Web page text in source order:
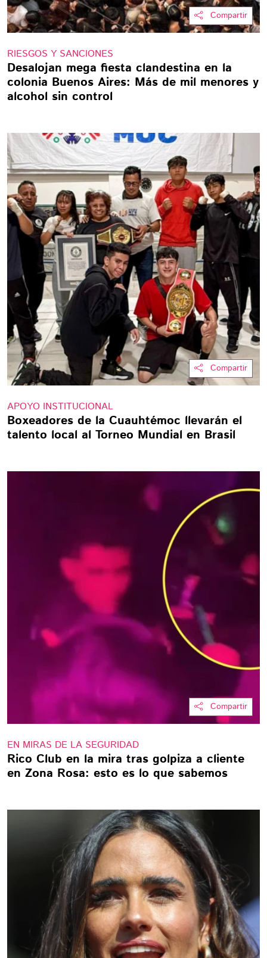
Compartir
RIESGOS Y SANCIONES
Desalojan mega fiesta clandestina en la
colonia Buenos Aires: Más de mil menores y
alcohol sin control
Compartir
APOYO INSTITUCIONAL
Boxeadores de la Cuauhtémoc llevarán el
talento local al Torneo Mundial en Brasil
Compartir
EN MIRAS DE LA SEGURIDAD
Rico Club en la mira tras golpiza a cliente
en Zona Rosa: esto es lo que sabemos